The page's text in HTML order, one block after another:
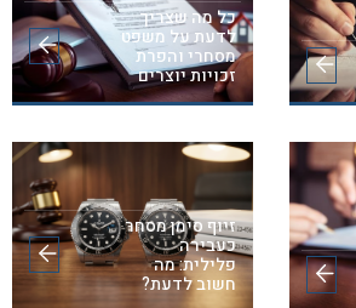
כל מה שצריך
לדעת על משפט
מסחרי והפרת
זכויות יוצרים
זיוף סימן מסחר
כעבירה
פלילית: מה
חשוב לדעת?